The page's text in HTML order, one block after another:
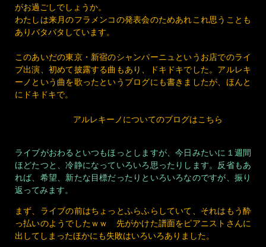
がお過ごしでしょうか。
わたしは来月のフラメンコの発表会のためあれこれ思うことも
ありバタバタしています。
このあいだの東京・新宿のシャンパーニュというお店でのライ
ブ出演、初めて披露する曲もあり、ドキドキでした。アルレキ
ーノという曲を歌ったというブログにも書きましたが、ほんと
にドキドキで。
アルレキーノについてのブログはこちら
ライブがおわるといつもほっとしますが、今日みたいに１週間
ほどたつと、冷静になっていろいろ思ったりします。反省もあ
れば、希望、新たな目標だったりといろいろなのですが、振り
返ってみます。
まず、ライブの前はちょっとふらふらしていて、それはもう酔
っ払いのようでしたｗｗ 先がかけた譜面をピアニストさんに
出してしまったほかにも失敗はいろいろありました。